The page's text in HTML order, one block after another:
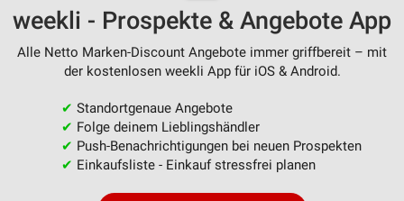
weekli - Prospekte & Angebote App
Alle Netto Marken-Discount Angebote immer griffbereit – mit
der kostenlosen weekli App für iOS & Android.
✔ Standortgenaue Angebote
✔ Folge deinem Lieblingshändler
✔ Push-Benachrichtigungen bei neuen Prospekten
✔ Einkaufsliste - Einkauf stressfrei planen